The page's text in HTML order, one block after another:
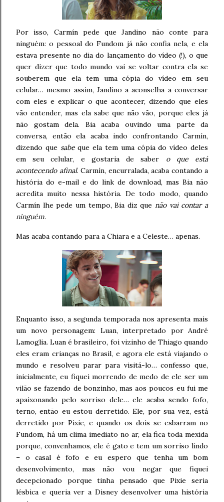
Por isso, Carmín pede que Jandino não conte para
ninguém: o pessoal do Fundom já não confia nela, e ela
estava presente no dia do lançamento do vídeo (!), o que
quer dizer que todo mundo vai se voltar contra ela se
souberem que ela tem uma cópia do vídeo em seu
celular… mesmo assim, Jandino a aconselha a conversar
com eles e explicar o que acontecer, dizendo que eles
vão entender, mas ela sabe que não vão, porque eles já
não gostam dela. Bia acaba ouvindo uma parte da
conversa, então ela acaba indo confrontando Carmín,
dizendo que sabeque ela tem uma cópia do vídeo deles
em seu celular, e gostaria de saber o que está
acontecendo afinal. Carmín, encurralada, acaba contando a
história do e-mail e do link de download, mas Bia não
acredita muito nessa história. De todo modo, quando
Carmín lhe pede um tempo, Bia diz quenão vai contar a
ninguém.
Mas acaba contando para a Chiara e a Celeste… apenas.
Enquanto isso, a segunda temporada nos apresenta mais
um novo personagem: Luan, interpretado por André
Lamoglia. Luan é brasileiro, foi vizinho de Thiago quando
eles eram crianças no Brasil, e agora ele está viajando o
mundo e resolveu parar para visitá-lo… confesso que,
inicialmente, eu fiquei morrendo de medo de ele ser um
vilão se fazendo de bonzinho, mas aos poucos eu fui me
apaixonando pelo sorriso dele… ele acaba sendo fofo,
terno, então eu estou derretido. Ele, por sua vez, está
derretido por Pixie, e quando os dois se esbarram no
Fundom, há um clima imediato no ar, ela fica toda mexida
porque, convenhamos, ele é gato e tem um sorriso lindo
– o casal é fofo e eu espero que tenha um bom
desenvolvimento, mas não vou negar que fiquei
decepcionado porque tinha pensado que Pixie seria
lésbica e queria ver a Disney desenvolver uma história